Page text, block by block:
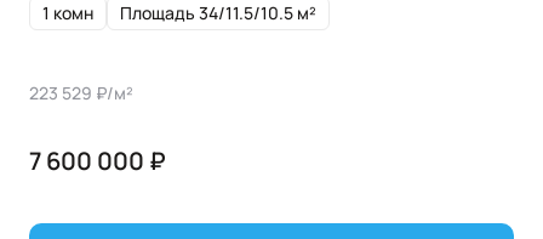
1 комн Площадь 34/11.5/10.5 м²
223 529 ₽/м²
7 600 000 ₽